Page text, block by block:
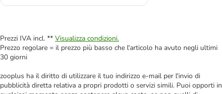
Prezzi IVA incl. ** Visualizza condizioni.
Prezzo regolare = il prezzo più basso che l'articolo ha avuto negli ultimi
30 giorni
zooplus ha il diritto di utilizzare il tuo indirizzo e-mail per l'invio di
pubblicità diretta relativa a propri prodotti o servizi simili. Puoi opporti in